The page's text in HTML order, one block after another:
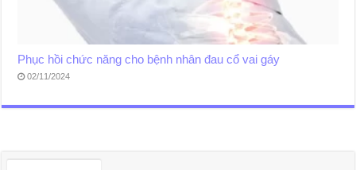
Phục hồi chức năng cho bệnh nhân đau cổ vai gáy
02/11/2024